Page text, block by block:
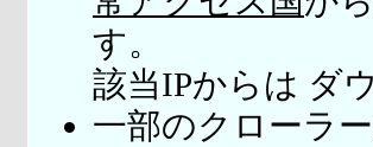
す。
該当IPからは ダ
一部のクローラ